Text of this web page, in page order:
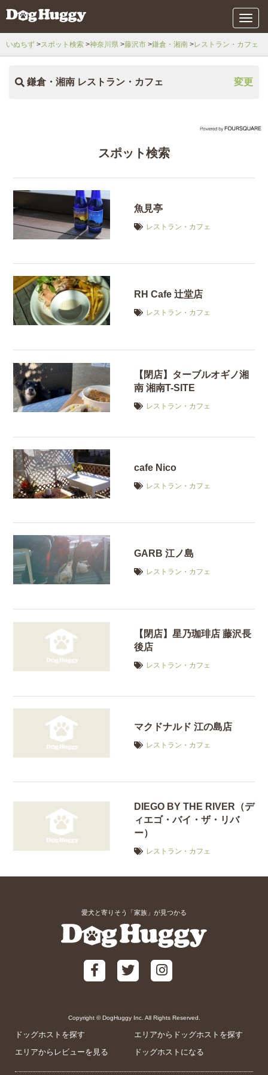
メ
ニ
ュ
いぬちず スポット検索 神奈川県 藤沢市 鎌倉・湘南 レストラン・カフェ
鎌倉・湘南 レストラン・カフェ 変更
スポット検索
魚見亭
レストラン・カフェ
RH Cafe 辻堂店
レストラン・カフェ
【閉店】ターブルオギノ湘
南 湘南T-SITE
レストラン・カフェ
cafe Nico
レストラン・カフェ
GARB 江ノ島
レストラン・カフェ
【閉店】星乃珈琲店 藤沢長
後店
レストラン・カフェ
マクドナルド 江の島店
レストラン・カフェ
DIEGO BY THE RIVER（デ
ィエゴ・バイ・ザ・リバ
ー）
レストラン・カフェ
愛犬と寄りそう「家族」が見つかる
Copyright © DogHuggy Inc. All Rights Reserved.
ドッグホストを探す
エリアからドッグホストを探す
エリアからレビューを見る
ドッグホストになる